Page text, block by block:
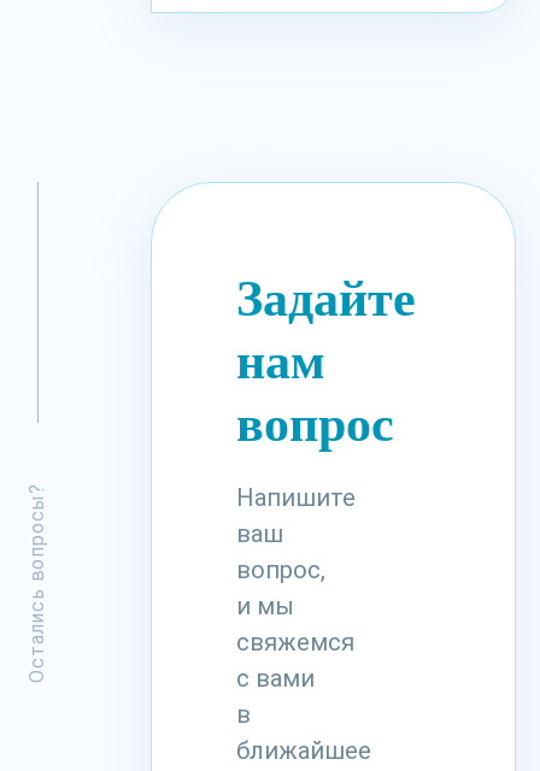
Остались вопросы?
Задайте
нам
вопрос
Напишите
ваш
вопрос,
и мы
свяжемся
с вами
в
ближайшее